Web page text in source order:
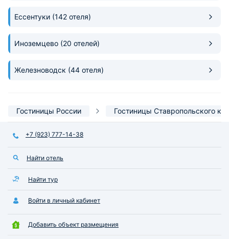
Ессентуки (142 отеля)
Иноземцево (20 отелей)
Железноводск (44 отеля)
Гостиницы России Гостиницы Ставропольского
+7 (923) 777-14-38
Найти отель
Найти тур
Войти в личный кабинет
Добавить объект размещения